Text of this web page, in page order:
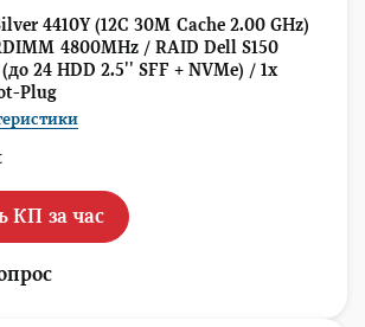
4410Y (12C 30M Cache 2.00 GHz)
4800MHz / RAID Dell S150
24 HDD 2.5'' SFF + NVMe) / 1x
Plug
КП за час